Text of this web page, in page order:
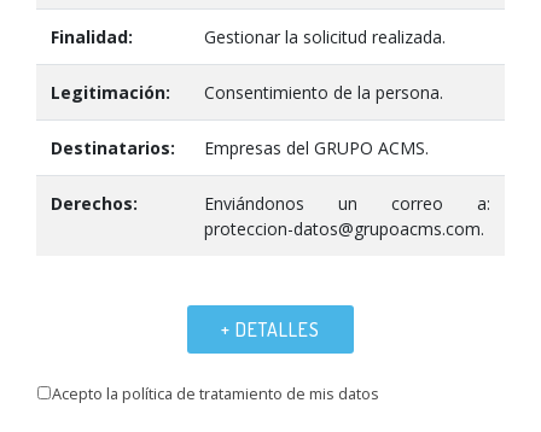
Finalidad: Gestionar la solicitud realizada.
Legitimación: Consentimiento de la persona.
Destinatarios: Empresas del GRUPO ACMS.
Derechos:
Enviándonos un correo a:
proteccion-datos@grupoacms.com.
+ DETALLES
Acepto la política de tratamiento de mis datos